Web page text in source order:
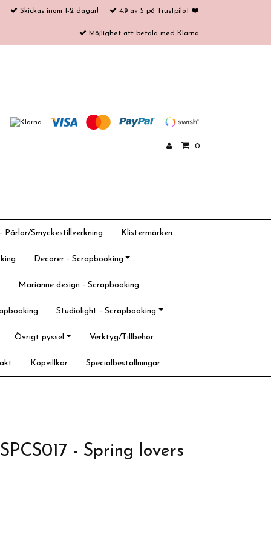
Skickas inom 1-2 dagar! 4,9 av 5 på Trustpilot ❤️
Möjlighet att betala med Klarna
0
Pärlor/Smyckestillverkning Klistermärken
Decorer - Scrapbooking
Marianne design - Scrapbooking
Studiolight - Scrapbooking
Övrigt pyssel Verktyg/Tillbehör
Köpvillkor Specialbeställningar
- Spring lovers